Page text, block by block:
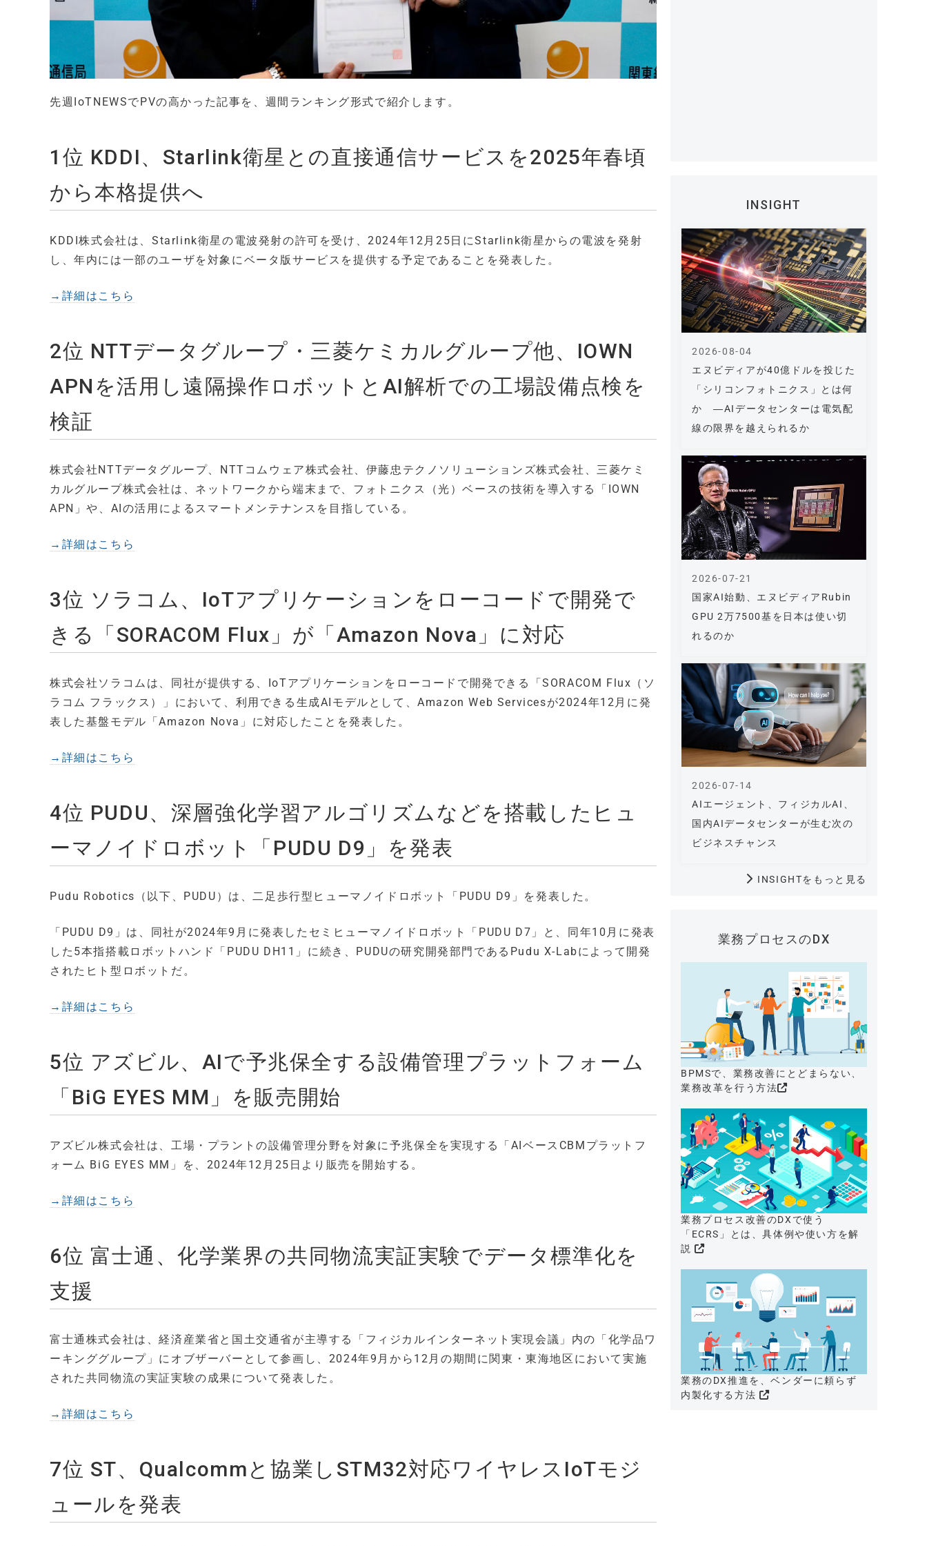
先週IoTNEWSでPVの高かった記事を、週間ランキング形式で紹介します。
1位 KDDI、Starlink衛星との直接通信サービスを2025年春頃
から本格提供へ
KDDI株式会社は、Starlink衛星の電波発射の許可を受け、2024年12月25日にStarlink衛星からの電波を発射
し、年内には一部のユーザを対象にベータ版サービスを提供する予定であることを発表した。
→詳細はこちら
2位 NTTデータグループ・三菱ケミカルグループ他、IOWN
APNを活用し遠隔操作ロボットとAI解析での工場設備点検を
検証
株式会社NTTデータグループ、NTTコムウェア株式会社、伊藤忠テクノソリューションズ株式会社、三菱ケミ
カルグループ株式会社は、ネットワークから端末まで、フォトニクス（光）ベースの技術を導入する「IOWN
APN」や、AIの活用によるスマートメンテナンスを目指している。
→詳細はこちら
3位 ソラコム、IoTアプリケーションをローコードで開発で
きる「SORACOM Flux」が「Amazon Nova」に対応
株式会社ソラコムは、同社が提供する、IoTアプリケーションをローコードで開発できる「SORACOM Flux（ソ
ラコム フラックス）」において、利用できる生成AIモデルとして、Amazon Web Servicesが2024年12月に発
表した基盤モデル「Amazon Nova」に対応したことを発表した。
→詳細はこちら
4位 PUDU、深層強化学習アルゴリズムなどを搭載したヒュ
ーマノイドロボット「PUDU D9」を発表
Pudu Robotics（以下、PUDU）は、二足歩行型ヒューマノイドロボット「PUDU D9」を発表した。
「PUDU D9」は、同社が2024年9月に発表したセミヒューマノイドロボット「PUDU D7」と、同年10月に発表
した5本指搭載ロボットハンド「PUDU DH11」に続き、PUDUの研究開発部門であるPudu X-Labによって開発
されたヒト型ロボットだ。
→詳細はこちら
5位 アズビル、AIで予兆保全する設備管理プラットフォーム
「BiG EYES MM」を販売開始
アズビル株式会社は、工場・プラントの設備管理分野を対象に予兆保全を実現する「AIベースCBMプラットフ
ォーム BiG EYES MM」を、2024年12月25日より販売を開始する。
→詳細はこちら
6位 富士通、化学業界の共同物流実証実験でデータ標準化を
支援
富士通株式会社は、経済産業省と国土交通省が主導する「フィジカルインターネット実現会議」内の「化学品ワ
ーキンググループ」にオブザーバーとして参画し、2024年9月から12月の期間に関東・東海地区において実施
された共同物流の実証実験の成果について発表した。
→詳細はこちら
7位 ST、Qualcommと協業しSTM32対応ワイヤレスIoTモジ
ュールを発表
INSIGHT
エヌビディアが40億ドルを投じた
「シリコンフォトニクス」とは何
か ―AIデータセンターは電気配
線の限界を越えられるか
2026-08-04
国家AI始動、エヌビディアRubin
GPU 2万7500基を日本は使い切
れるのか
2026-07-21
AIエージェント、フィジカルAI、
国内AIデータセンターが生む次の
ビジネスチャンス
2026-07-14
INSIGHTをもっと見る
業務プロセスのDX
BPMSで、業務改善にとどまらない、
業務改革を行う方法
業務プロセス改善のDXで使う
「ECRS」とは、具体例や使い方を解
説
業務のDX推進を、ベンダーに頼らず
内製化する方法